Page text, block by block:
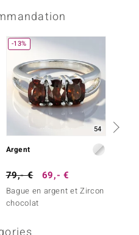
-13%
54
Argent
79,- € 69,- €
Bague en argent et Zircon
chocolat